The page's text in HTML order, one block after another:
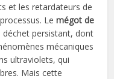
et les retardateurs de
Lemégot de
persistant, dont
mécaniques
ultraviolets, qui
Mais cette